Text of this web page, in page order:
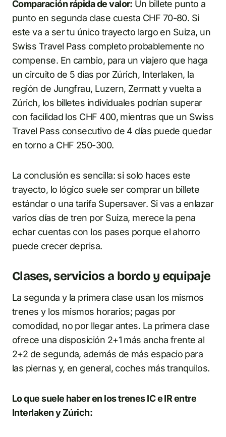
Comparación rápida de valor: Un billete punto a
punto en segunda clase cuesta CHF 70-80. Si
este va a ser tu único trayecto largo en Suiza, un
Swiss Travel Pass completo probablemente no
compense. En cambio, para un viajero que haga
un circuito de 5 días por Zúrich, Interlaken, la
región de Jungfrau, Luzern, Zermatt y vuelta a
Zúrich, los billetes individuales podrían superar
con facilidad los CHF 400, mientras que un Swiss
Travel Pass consecutivo de 4 días puede quedar
en torno a CHF 250-300.
La conclusión es sencilla: si solo haces este
trayecto, lo lógico suele ser comprar un billete
estándar o una tarifa Supersaver. Si vas a enlazar
varios días de tren por Suiza, merece la pena
echar cuentas con los pases porque el ahorro
puede crecer deprisa.
Clases, servicios a bordo y equipaje
La segunda y la primera clase usan los mismos
trenes y los mismos horarios; pagas por
comodidad, no por llegar antes. La primera clase
ofrece una disposición 2+1 más ancha frente al
2+2 de segunda, además de más espacio para
las piernas y, en general, coches más tranquilos.
Lo que suele haber en los trenes IC e IR entre
Interlaken y Zúrich: